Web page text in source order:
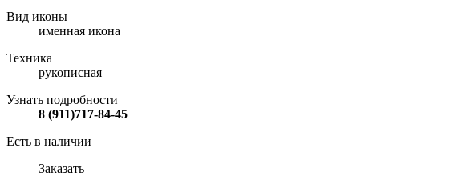
Вид иконы
именная икона
Техника
рукописная
Узнать подробности
8 (911)717-84-45
Есть в наличии
Заказать